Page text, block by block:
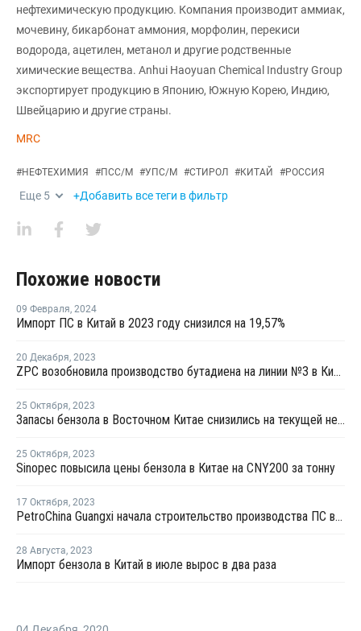
нефтехимическую продукцию. Компания производит аммиак,
мочевину, бикарбонат аммония, морфолин, перекиси
водорода, ацетилен, метанол и другие родственные
химические вещества. Anhui Haoyuan Chemical Industry Group
экспортирует продукцию в Японию, Южную Корею, Индию,
Швейцарию и другие страны.
MRC
#НЕФТЕХИМИЯ #ПСС/М #УПС/М #СТИРОЛ #КИТАЙ #РОССИЯ
Еще 5 +Добавить все теги в фильтр
Похожие новости
09 Февраля, 2024
Импорт ПС в Китай в 2023 году снизился на 19,57%
20 Декабря, 2023
ZPC возобновила производство бутадиена на линии №3 в Китае
25 Октября, 2023
Запасы бензола в Восточном Китае снизились на текущей неделе
25 Октября, 2023
Sinopec повысила цены бензола в Китае на CNY200 за тонну
17 Октября, 2023
PetroChina Guangxi начала строительство производства ПС в Китае
28 Августа, 2023
Импорт бензола в Китай в июле вырос в два раза